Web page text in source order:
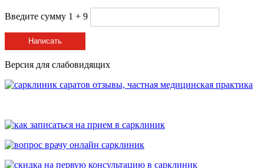
Введите сумму 1 + 9
Написать
Версия для слабовидящих